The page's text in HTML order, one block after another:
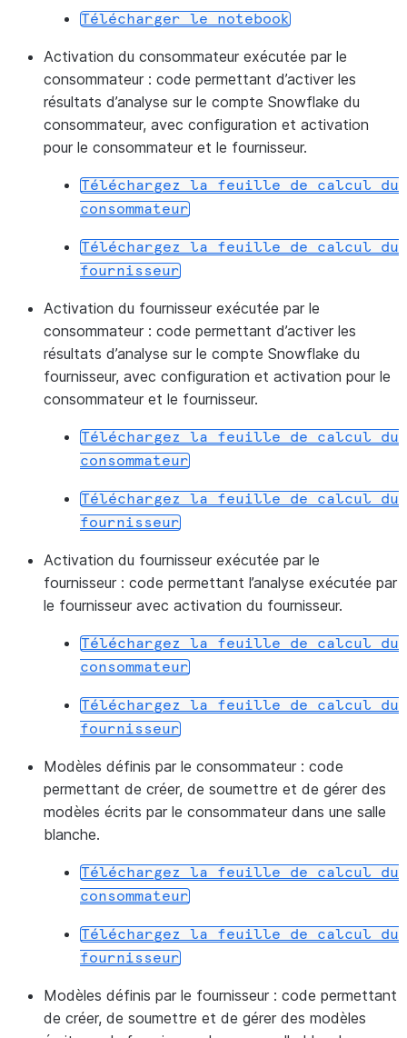
Télécharger le notebook
Activation du consommateur exécutée par le
consommateur : code permettant d’activer les
résultats d’analyse sur le compte Snowflake du
consommateur, avec configuration et activation
pour le consommateur et le fournisseur.
Téléchargez la feuille de calcul
du
consommateur
Téléchargez la feuille de calcul
du
fournisseur
Activation du fournisseur exécutée par le
consommateur : code permettant d’activer les
résultats d’analyse sur le compte Snowflake du
fournisseur, avec configuration et activation pour le
consommateur et le fournisseur.
Téléchargez la feuille de calcul
du
consommateur
Téléchargez la feuille de calcul
du
fournisseur
Activation du fournisseur exécutée par le
fournisseur : code permettant l’analyse exécutée par
le fournisseur avec activation du fournisseur.
Téléchargez la feuille de calcul
du
consommateur
Téléchargez la feuille de calcul
du
fournisseur
Modèles définis par le consommateur : code
permettant de créer, de soumettre et de gérer des
modèles écrits par le consommateur dans une salle
blanche.
Téléchargez la feuille de calcul
du
consommateur
Téléchargez la feuille de calcul
du
fournisseur
Modèles définis par le fournisseur : code permettant
de créer, de soumettre et de gérer des modèles